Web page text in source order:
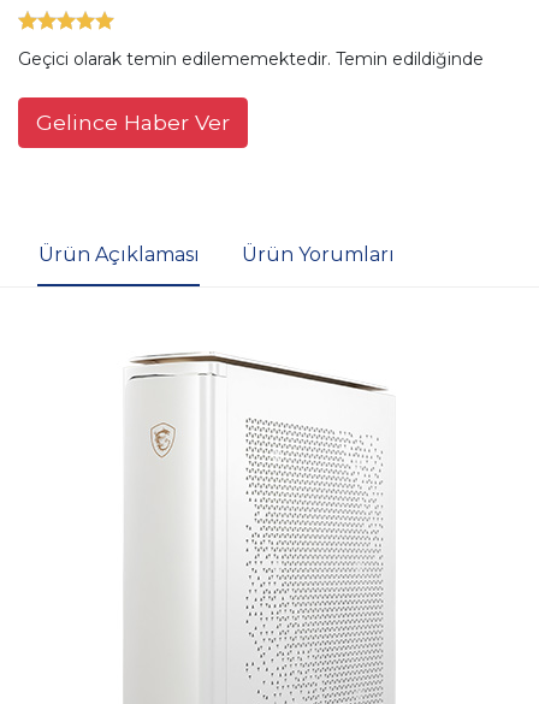
Geçici olarak temin edilememektedir. Temin edildiğinde
Gelince Haber Ver
Ürün Açıklaması Ürün Yorumları